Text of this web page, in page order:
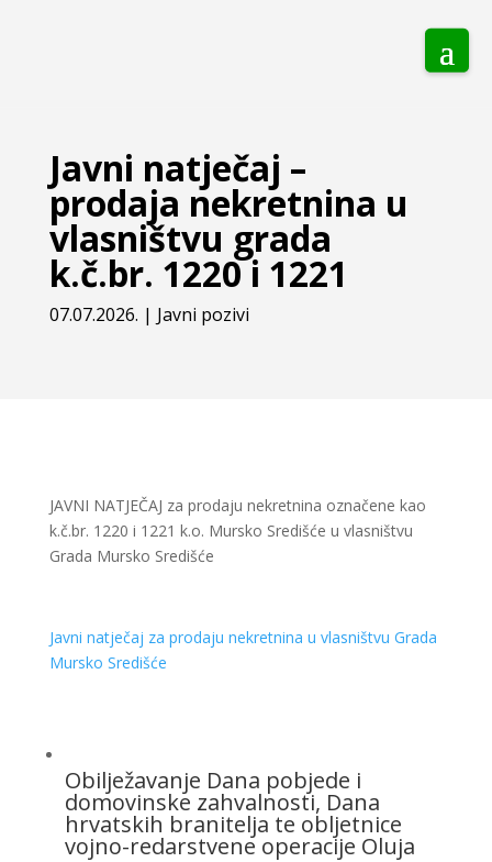
Javni natječaj –
prodaja nekretnina u
vlasništvu grada
k.č.br. 1220 i 1221
07.07.2026. | Javni pozivi
JAVNI NATJEČAJ za prodaju nekretnina označene kao
k.č.br. 1220 i 1221 k.o. Mursko Središće u vlasništvu
Grada Mursko Središće
Javni natječaj za prodaju nekretnina u vlasništvu Grada
Mursko Središće
Obilježavanje Dana pobjede i
domovinske zahvalnosti, Dana
hrvatskih branitelja te obljetnice
vojno-redarstvene operacije Oluja